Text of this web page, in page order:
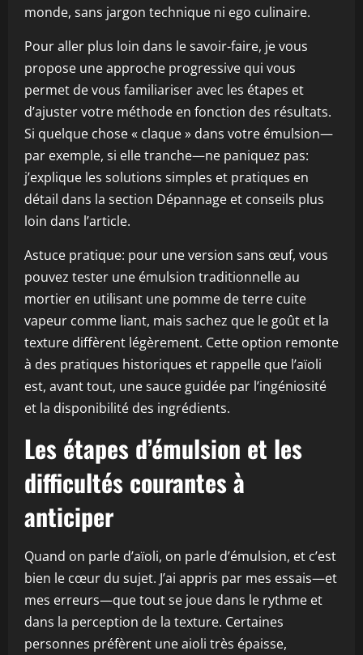
monde, sans jargon technique ni ego culinaire.
Pour aller plus loin dans le savoir-faire, je vous
propose une approche progressive qui vous
permet de vous familiariser avec les étapes et
d’ajuster votre méthode en fonction des résultats.
Si quelque chose « claque » dans votre émulsion—
par exemple, si elle tranche—ne paniquez pas:
j’explique les solutions simples et pratiques en
détail dans la section Dépannage et conseils plus
loin dans l’article.
Astuce pratique: pour une version sans œuf, vous
pouvez tester une émulsion traditionnelle au
mortier en utilisant une pomme de terre cuite
vapeur comme liant, mais sachez que le goût et la
texture diffèrent légèrement. Cette option remonte
à des pratiques historiques et rappelle que l’aïoli
est, avant tout, une sauce guidée par l’ingéniosité
et la disponibilité des ingrédients.
Les étapes d’émulsion et les
difficultés courantes à
anticiper
Quand on parle d’aïoli, on parle d’émulsion, et c’est
bien le cœur du sujet. J’ai appris par mes essais—et
mes erreurs—que tout se joue dans le rythme et
dans la perception de la texture. Certaines
personnes préfèrent une aioli très épaisse,